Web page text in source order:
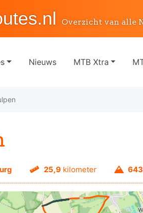
Overzicht van alle
Nieuws MTB Xtra
25,9kilometer 643